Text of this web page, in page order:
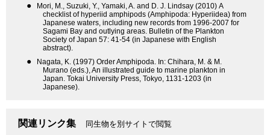
●
Mori, M., Suzuki, Y., Yamaki, A. and D. J. Lindsay (2010) A
checklist of hyperiid amphipods (Amphipoda: Hyperiidea) from
Japanese waters, including new records from 1996-2007 for
Sagami Bay and outlying areas. Bulletin of the Plankton
Society of Japan 57: 41-54 (in Japanese with English
abstract).
●
Nagata, K. (1997) Order Amphipoda. In: Chihara, M. & M.
Murano (eds.), An illustrated guide to marine plankton in
Japan. Tokai University Press, Tokyo, 1131-1203 (in
Japanese).
関連リンク集 同生物を別サイトで閲覧